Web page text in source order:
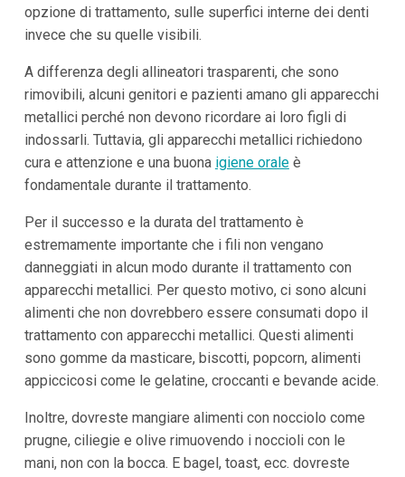
opzione di trattamento, sulle superfici interne dei denti
invece che su quelle visibili.
A differenza degli allineatori trasparenti, che sono
rimovibili, alcuni genitori e pazienti amano gli apparecchi
metallici perché non devono ricordare ai loro figli di
indossarli. Tuttavia, gli apparecchi metallici richiedono
cura e attenzione e una buona igiene oraleè
fondamentale durante il trattamento.
Per il successo e la durata del trattamento è
estremamente importante che i fili non vengano
danneggiati in alcun modo durante il trattamento con
apparecchi metallici. Per questo motivo, ci sono alcuni
alimenti che non dovrebbero essere consumati dopo il
trattamento con apparecchi metallici. Questi alimenti
sono gomme da masticare, biscotti, popcorn, alimenti
appiccicosi come le gelatine, croccanti e bevande acide.
Inoltre, dovreste mangiare alimenti con nocciolo come
prugne, ciliegie e olive rimuovendo i noccioli con le
mani, non con la bocca. E bagel, toast, ecc. dovreste